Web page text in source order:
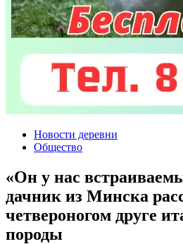
Новости деревни
Общество
«Он у нас
дачник из Минска
четвероногом друге
породы